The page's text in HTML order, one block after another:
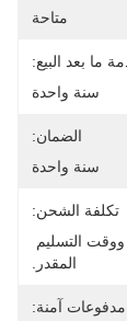
متاحة
ما بعد البيع:
سنة واحدة
الضمان:
سنة واحدة
تكلفة الشحن:
المقدر.
مدفوعات آمنة: